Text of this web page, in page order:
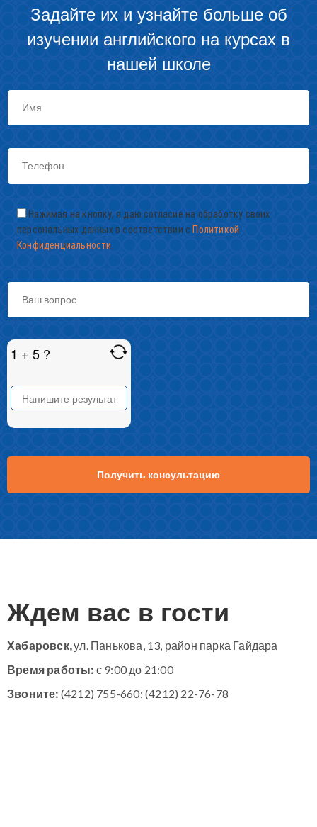
Задайте их и узнайте больше об
изучении английского на курсах в
нашей школе
Нажимая на кнопку, я даю согласие на обработку своих
персональных данных в соответствии с Политикой
Конфиденциальности.
1 + 5 ?
ANSWER
FOR
Ждем вас в гости
Хабаровск,ул. Панькова, 13, район парка Гайдара
Время работы: с 9:00 до 21:00
Звоните: (4212) 755-660; (4212) 22-76-78